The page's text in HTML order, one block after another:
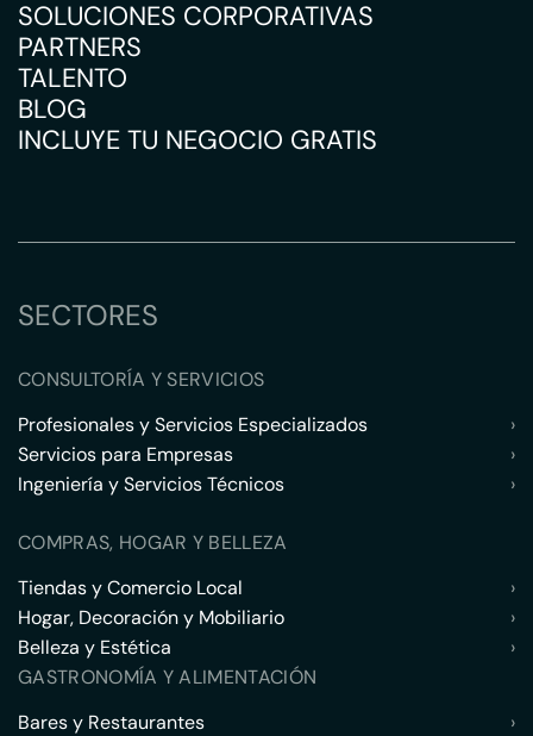
SOLUCIONES CORPORATIVAS
PARTNERS
TALENTO
BLOG
INCLUYE TU NEGOCIO GRATIS
SECTORES
CONSULTORÍA Y SERVICIOS
Profesionales y Servicios Especializados
›
Servicios para Empresas
›
Ingeniería y Servicios Técnicos
›
COMPRAS, HOGAR Y BELLEZA
Tiendas y Comercio Local
›
Hogar, Decoración y Mobiliario
›
Belleza y Estética
›
GASTRONOMÍA Y ALIMENTACIÓN
Bares y Restaurantes
›